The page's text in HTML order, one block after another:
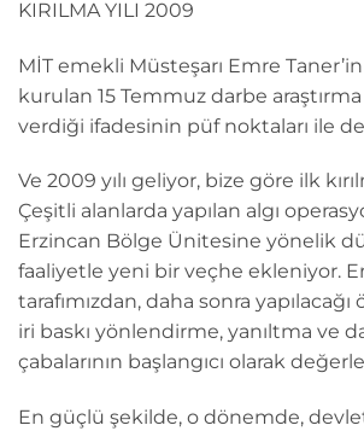
KIRILMA YILI 2009
MİT emekli Müsteşarı Emre
kurulan 15 Temmuz darbe
verdiği ifadesinin püf noktaları ile
Ve 2009 yılı geliyor, bize göre ilk
Çeşitli alanlarda yapılan algı
Erzincan Bölge Ünitesine yönelik
faaliyetle yeni bir veçhe ekleniyor.
tarafımızdan, daha sonra
iri baskı yönlendirme, yanıltma ve
çabalarının başlangıcı olarak
En güçlü şekilde, o dönemde,